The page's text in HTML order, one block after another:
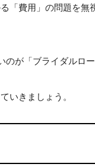
「費用」の問題を無
が「ブライダルロー
いきましょう。